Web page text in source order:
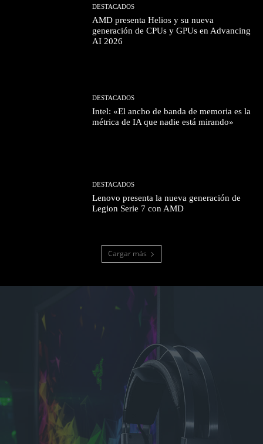
DESTACADOS
AMD presenta Helios y su nueva
generación de CPUs y GPUs en Advancing
AI 2026
DESTACADOS
Intel: «El ancho de banda de memoria es la
métrica de IA que nadie está mirando»
DESTACADOS
Lenovo presenta la nueva generación de
Legion Serie 7 con AMD
Cargar más